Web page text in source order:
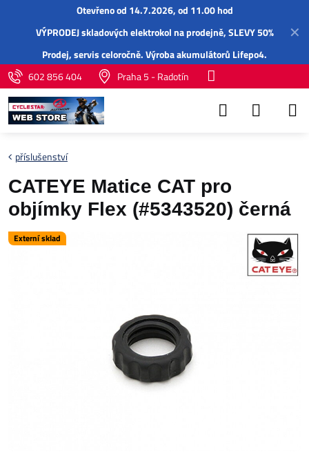
✕
Otevřeno od 14.7.2026, od 11.00 hod
VÝPRODEJ skladových elektrokol na prodejně, SLEVY 50%
Prodej,servisceloročně.Výroba akumulátorů Lifepo4.
602 856 404
Praha 5 - Radotín
Externí sklad
příslušenství
CATEYE Matice CAT pro
objímky Flex (#5343520) černá